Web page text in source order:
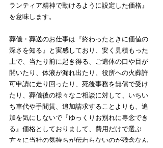
ランティア精神で動けるように設定した価格』
を意味します。
葬儀・葬送のお仕事は『終わったときに価値の
深さを知る』と実感しており、安く見積もった
上で、当たり前に起き得る、ご遺体の口や目が
開いたり、体液が漏れ出たり、役所への火葬許
可申請に走り回ったり、死後事務を無償で受け
たり、葬儀後の様々なご相談に対して、いちい
ち車代や手間賃、追加請求することよりも、追
加を気にしないで『ゆっくりお別れに専念でき
る』価格としておりまして、費用だけで選ぶ
方々に当社の気持ちが伝わらないのが残念なん